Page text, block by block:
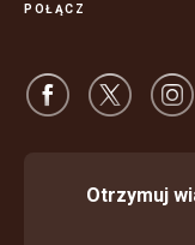
POŁĄCZ
Otrzymuj